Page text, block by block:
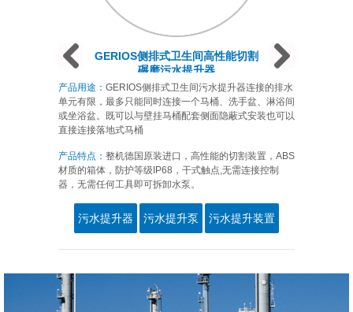
GERIOS侧排式卫生间高性能切割
碾磨污水提升器
产品用途： GERIOS侧排式卫生间污水提升器连接的排水
单元有限，最多只能同时连接一个马桶、洗手盆、淋浴间
或坐浴盆。既可以与壁挂马桶配套侧面隐蔽式安装也可以
直接连接落地式马桶
产品特点： 整机德国原装进口，高性能的切割装置，ABS
材质的箱体，防护等级IP68，干式触点,无需连接控制
器，无需任何工具即可拆卸水泵。
Prev Next
Next
污水提升器 污水提升泵 污水提升装置